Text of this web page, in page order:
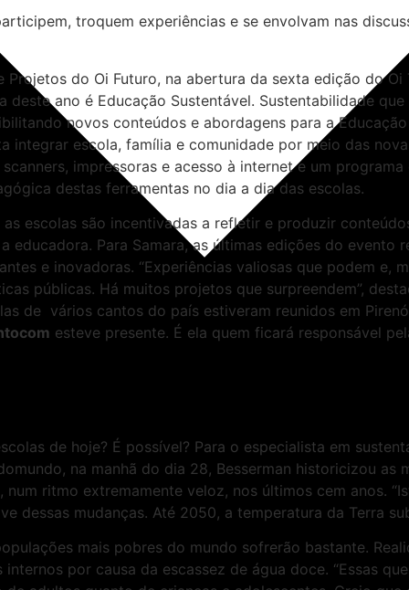
troquem experiências e se envolvam nas
do Oi Futuro, na abertura da sexta edição do
deste ano é Educação Sustentável. Sustentabilidade
novos conteúdos e abordagens para a
escola, família e comunidade por meio das
impressoras e acesso à internet e um
destas ferramentas no dia a dia das escolas.
escolas são incentivadas a refletir e produzir
educadora. Para Samara, as últimas edições do
e inovadoras. “Experiências valiosas que podem e,
públicas. Há muitos projetos que surpreendem”,
de vários cantos do país estiveram reunidos em
esteve presente. É ela quem ficará responsável
de hoje? É possível? Para o especialista em
na manhã do dia 28, Besserman historicizou as
ritmo extremamente veloz, nos últimos cem anos.
dessas mudanças. Até 2050, a temperatura da Terra
mais pobres do mundo sofrerão bastante.
por causa da escassez de água doce. “Essas